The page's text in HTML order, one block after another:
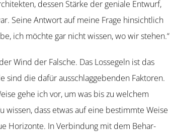
dessen Stärke der geniale Entwurf,
Seine Antwort auf meine Frage hinsichtlich
ich möchte gar nicht wissen, wo wir stehen.“
Wind der Falsche. Das Lossegeln ist das
sind die dafür ausschlag­ge­benden Faktoren.
gehe ich vor, um was bis zu welchem
dass etwas auf eine bestimmte Weise
Horizonte. In Verbindung mit dem Behar­